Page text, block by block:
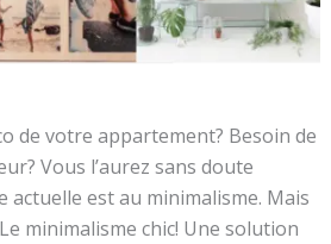
de votre appartement? Besoin de
Vous l’aurez sans doute
actuelle est au minimalisme. Mais
minimalisme chic! Une solution